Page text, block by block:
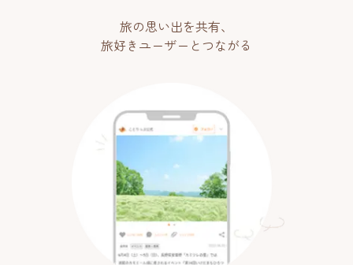
旅の思い出を共有、
旅好きユーザーとつながる